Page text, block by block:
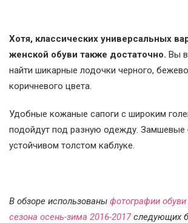
Хотя, классических универсальных
женской обуви также достаточно. Вы
найти шикарные лодочки черного,
коричневого цвета.
Удобные кожаные сапоги с широким
подойдут под разную одежду. Замшевые
устойчивом толстом каблуке.
В обзоре использованы фотографии
сезона осень-зима 2016-2017следующих